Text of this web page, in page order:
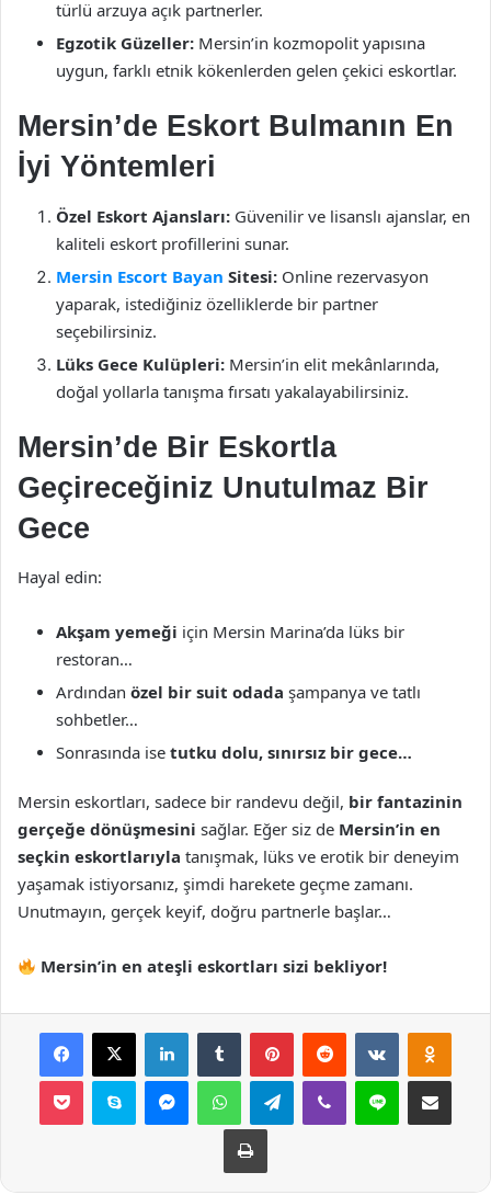
türlü arzuya açık partnerler.
Egzotik Güzeller: Mersin’in kozmopolit yapısına
uygun, farklı etnik kökenlerden gelen çekici eskortlar.
Mersin’de Eskort Bulmanın En
İyi Yöntemleri
Özel Eskort Ajansları: Güvenilir ve lisanslı ajanslar, en
kaliteli eskort profillerini sunar.
Mersin Escort Bayan Sitesi: Online rezervasyon
yaparak, istediğiniz özelliklerde bir partner
seçebilirsiniz.
Lüks Gece Kulüpleri: Mersin’in elit mekânlarında,
doğal yollarla tanışma fırsatı yakalayabilirsiniz.
Mersin’de Bir Eskortla
Geçireceğiniz Unutulmaz Bir
Gece
Hayal edin:
Akşam yemeği için Mersin Marina’da lüks bir
restoran…
Ardından özel bir suit odada şampanya ve tatlı
sohbetler…
Sonrasında ise tutku dolu, sınırsız bir gece…
Mersin eskortları, sadece bir randevu değil, bir fantazinin
gerçeğe dönüşmesini sağlar. Eğer siz de Mersin’in en
seçkin eskortlarıyla tanışmak, lüks ve erotik bir deneyim
yaşamak istiyorsanız, şimdi harekete geçme zamanı.
Unutmayın, gerçek keyif, doğru partnerle başlar…
Mersin’in en ateşli eskortları sizi bekliyor!
Facebook
X LinkedInTumblr PinterestReddit VKontakte
Pocket Skype MessengerWhatsAppTelegramViber Line E-Posta ile
Yazdır